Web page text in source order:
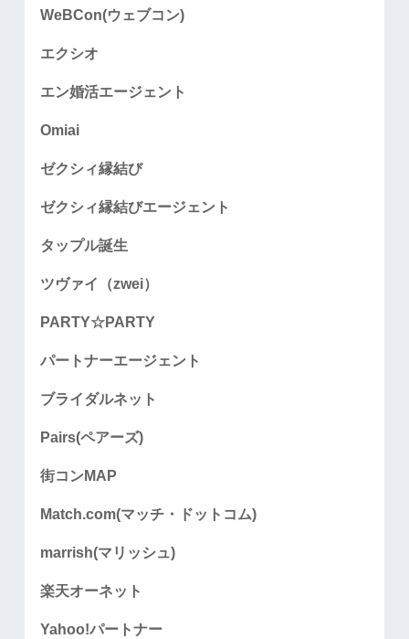
WeBCon(ウェブコン)
エクシオ
エン婚活エージェント
Omiai
ゼクシィ縁結び
ゼクシィ縁結びエージェント
タップル誕生
ツヴァイ（zwei）
PARTY☆PARTY
パートナーエージェント
ブライダルネット
Pairs(ペアーズ)
街コンMAP
Match.com(マッチ・ドットコム)
marrish(マリッシュ)
楽天オーネット
Yahoo!パートナー